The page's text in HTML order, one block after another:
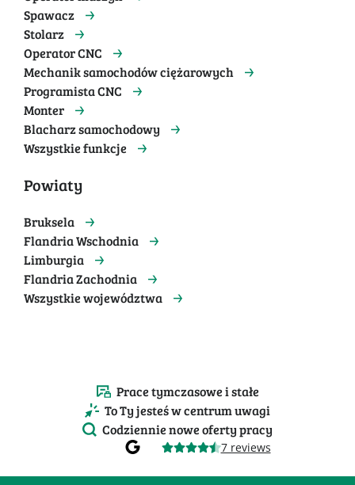
Spawacz
Stolarz
Operator CNC
Mechanik samochodów ciężarowych
Programista CNC
Monter
Blacharz samochodowy
Wszystkie funkcje
Powiaty
Bruksela
Flandria Wschodnia
Limburgia
Flandria Zachodnia
Wszystkie województwa
Prace tymczasowe i stałe
To Ty jesteś w centrum uwagi
Codziennie nowe oferty pracy
7 reviews